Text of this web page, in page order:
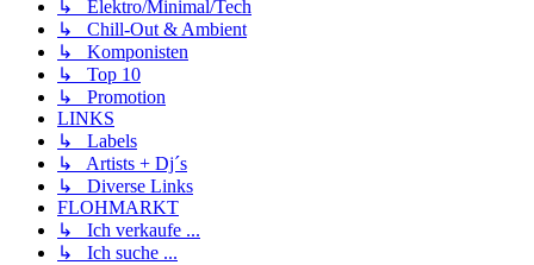
↳ Elektro/Minimal/Tech
↳ Chill-Out & Ambient
↳ Komponisten
↳ Top 10
↳ Promotion
LINKS
↳ Labels
↳ Artists + Dj´s
↳ Diverse Links
FLOHMARKT
↳ Ich verkaufe ...
↳ Ich suche ...